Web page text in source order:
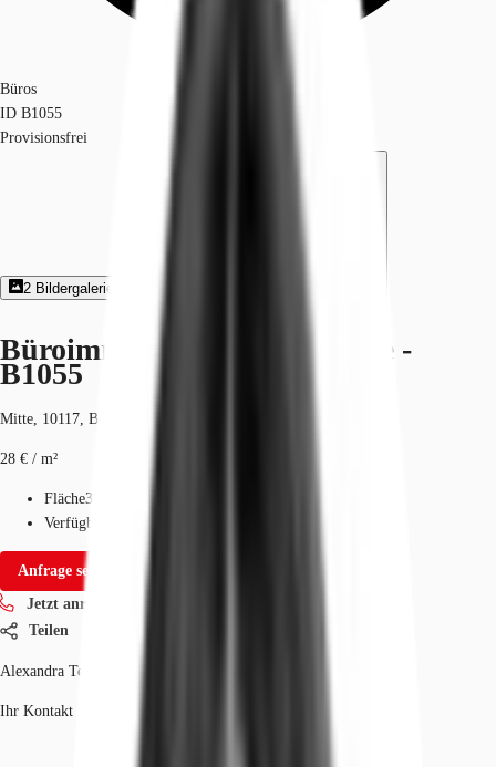
Büros
ID B1055
Provisionsfrei
2 Bildergalerie
Büroimmobilie - Berlin, Mitte -
B1055
Mitte, 10117, Berlin, Berlin
28 € / m²
Fläche335 - 1.362 m²
Verfügbarkeit
Anfrage senden
Jetzt anrufen
Teilen
Alexandra Teich
Ihr Kontakt